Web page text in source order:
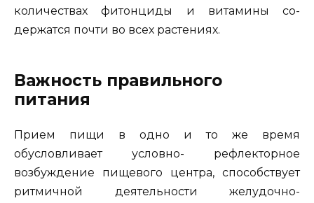
количествах фитонциды и витамины со­
держатся почти во всех растениях.
Важность правильного
питания
Прием пищи в одно и то же время
обусловливает условно- рефлекторное
возбуждение пищевого центра, способствует
ритмичной деятельности желудочно-